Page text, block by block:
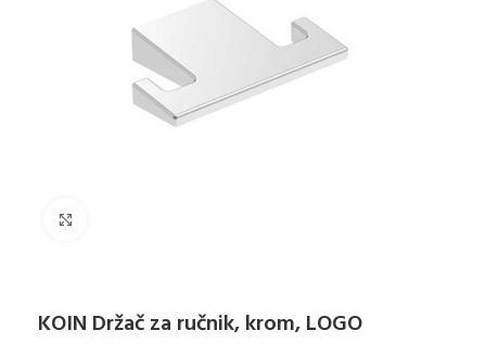
KOIN Držač za ručnik, krom, LOGO